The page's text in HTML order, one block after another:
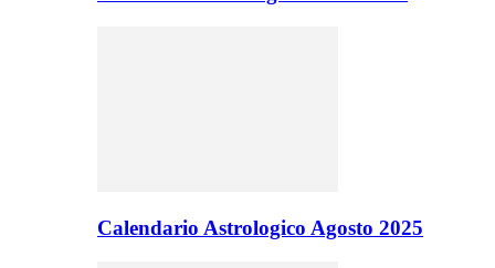
Calendario Astrologico Agosto 2025